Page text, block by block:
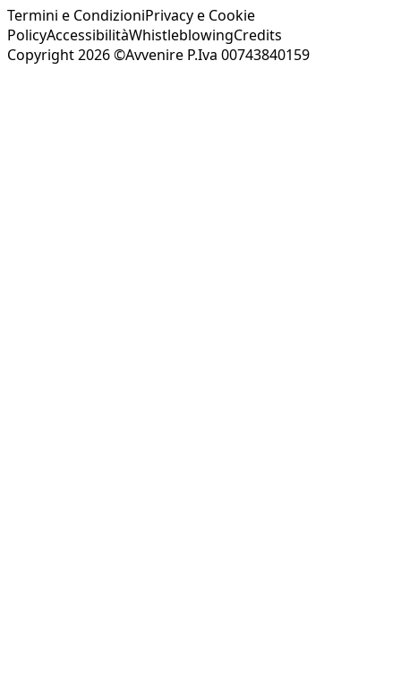
Termini e CondizioniPrivacy e Cookie
PolicyAccessibilitàWhistleblowingCredits
Copyright 2026 ©Avvenire P.Iva 00743840159